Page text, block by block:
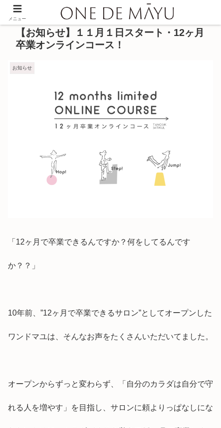
【お知らせ】１１月１日スタート・12ヶ月
卒業オンラインコース！
お知らせ
「12ヶ月で卒業できるんですか？何をしてるんです
か？？」
10年前、”12ヶ月で卒業できるサロン”としてオープンした
ワンドマユは、そんなお声をたくさんいただいてました。
オープンからずっと変わらず、「自分のカラダは自分で守
れる人を増やす」を目指し、サロンに頼よりっぱなしにな
メニュー